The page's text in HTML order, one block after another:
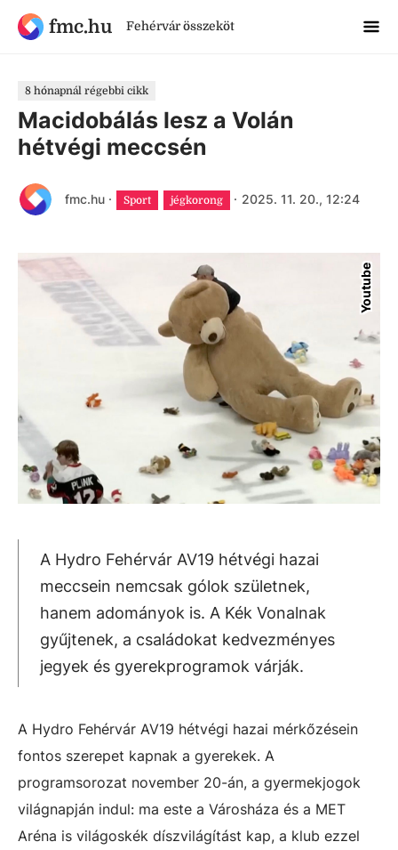
fmc.hu Fehérvár összeköt
8 hónapnál régebbi cikk
Macidobálás lesz a Volán
hétvégi meccsén
fmc.hu · Sport jégkorong · 2025. 11. 20., 12:24
Youtube
A Hydro Fehérvár AV19 hétvégi hazai
meccsein nemcsak gólok születnek,
hanem adományok is. A Kék Vonalnak
gyűjtenek, a családokat kedvezményes
jegyek és gyerekprogramok várják.
A Hydro Fehérvár AV19 hétvégi hazai mérkőzésein
fontos szerepet kapnak a gyerekek. A
programsorozat november 20-án, a gyermekjogok
világnapján indul: ma este a Városháza és a MET
Aréna is világoskék díszvilágítást kap, a klub ezzel